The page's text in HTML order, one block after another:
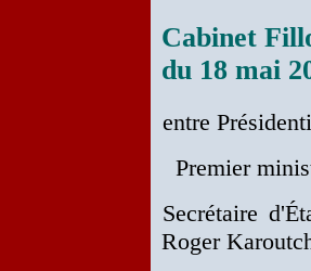
Cabinet
du 18 mai
entre
Premier
Secrétaire
Roger